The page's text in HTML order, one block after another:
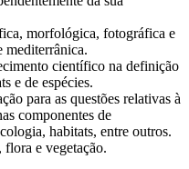
morfológica, fotográfica e
mediterrânica.
científico na definição
e de espécies.
para as questões relativas à
componentes de
habitats, entre outros.
e vegetação.